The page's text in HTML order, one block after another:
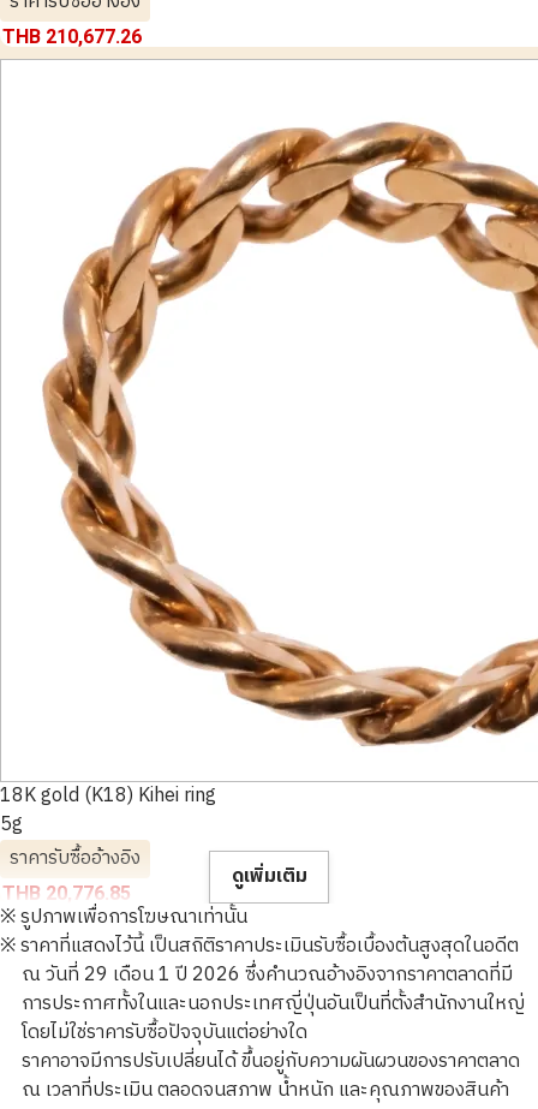
THB 210,677.26
18K gold (K18) Kihei ring
5g
ราคารับซื้ออ้างอิง
THB 20,776.85
ดูเพิ่มเติม
※ รูปภาพเพื่อการโฆษณาเท่านั้น
※ ราคาที่แสดงไว้นี้ เป็นสถิติราคาประเมินรับซื้อเบื้องต้นสูงสุดในอดีต
ณ วันที่ 29 เดือน 1 ปี 2026 ซึ่งคำนวณอ้างอิงจากราคาตลาดที่มี
การประกาศทั้งในและนอกประเทศญี่ปุ่นอันเป็นที่ตั้งสำนักงานใหญ่
โดยไม่ใช่ราคารับซื้อปัจจุบันแต่อย่างใด
ราคาอาจมีการปรับเปลี่ยนได้ ขึ้นอยู่กับความผันผวนของราคาตลาด
ณ เวลาที่ประเมิน ตลอดจนสภาพ น้ำหนัก และคุณภาพของสินค้า